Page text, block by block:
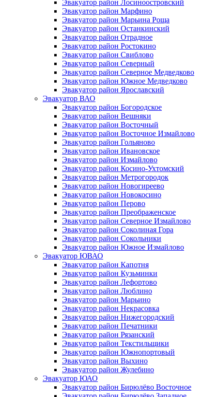
Эвакуатор район Лосиноостровский
Эвакуатор район Марфино
Эвакуатор район Марьина Роща
Эвакуатор район Останкинский
Эвакуатор район Отрадное
Эвакуатор район Ростокино
Эвакуатор район Свиблово
Эвакуатор район Северный
Эвакуатор район Северное Медведково
Эвакуатор район Южное Медведково
Эвакуатор район Ярославский
Эвакуатор ВАО
Эвакуатор район Богородское
Эвакуатор район Вешняки
Эвакуатор район Восточный
Эвакуатор район Восточное Измайлово
Эвакуатор район Гольяново
Эвакуатор район Ивановское
Эвакуатор район Измайлово
Эвакуатор район Косино-Ухтомский
Эвакуатор район Метрогородок
Эвакуатор район Новогиреево
Эвакуатор район Новокосино
Эвакуатор район Перово
Эвакуатор район Преображенское
Эвакуатор район Северное Измайлово
Эвакуатор район Соколиная Гора
Эвакуатор район Сокольники
Эвакуатор район Южное Измайлово
Эвакуатор ЮВАО
Эвакуатор район Капотня
Эвакуатор район Кузьминки
Эвакуатор район Лефортово
Эвакуатор район Люблино
Эвакуатор район Марьино
Эвакуатор район Некрасовка
Эвакуатор район Нижегородский
Эвакуатор район Печатники
Эвакуатор район Рязанский
Эвакуатор район Текстильщики
Эвакуатор район Южнопортовый
Эвакуатор район Выхино
Эвакуатор район Жулебино
Эвакуатор ЮАО
Эвакуатор район Бирюлёво Восточное